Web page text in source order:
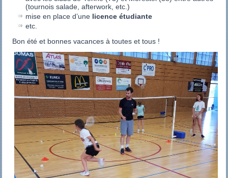
(tournois salade, afterwork, etc.)
mise en place d’une licence étudiante
etc.
Bon été et bonnes vacances à toutes et tous !